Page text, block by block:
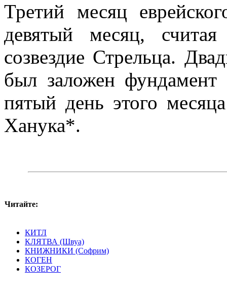
Третий месяц
девятый месяц,
созвездие Стрельца.
был заложен
пятый день этого
Ханука*.
Читайте:
КИТЛ
КЛЯТВА (Швуа)
КНИЖНИКИ (Софрим)
КОГЕН
КОЗЕРОГ